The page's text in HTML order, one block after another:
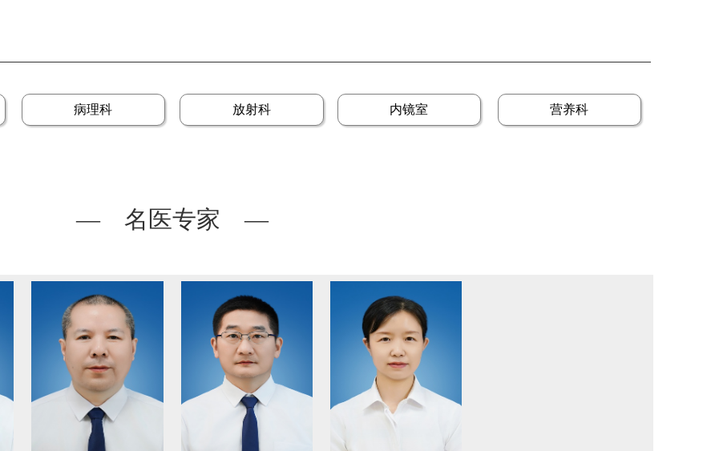
病理科 放射科 内镜室 营养科
— 名医专家 —